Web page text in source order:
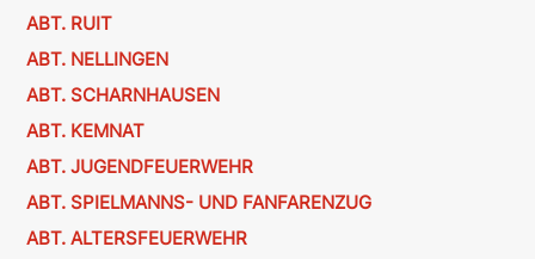
ABT. RUIT
ABT. NELLINGEN
ABT. SCHARNHAUSEN
ABT. KEMNAT
ABT. JUGENDFEUERWEHR
ABT. SPIELMANNS- UND FANFARENZUG
ABT. ALTERSFEUERWEHR